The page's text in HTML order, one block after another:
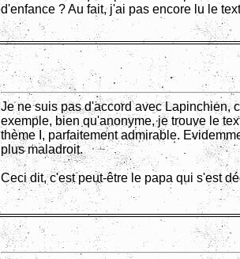
d'enfance ? Au fait, j'ai pas encore lu le
Je ne suis pas d'accord avec Lapinchien,
exemple, bien qu'anonyme, je trouve le
thème I, parfaitement admirable.
plus maladroit.
Ceci dit, c'est peut-être le papa qui s'est